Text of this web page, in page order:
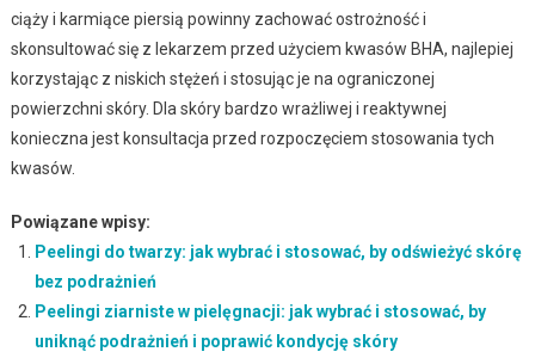
ciąży i karmiące piersią powinny zachować ostrożność i
skonsultować się z lekarzem przed użyciem kwasów BHA, najlepiej
korzystając z niskich stężeń i stosując je na ograniczonej
powierzchni skóry. Dla skóry bardzo wrażliwej i reaktywnej
konieczna jest konsultacja przed rozpoczęciem stosowania tych
kwasów.
Powiązane wpisy:
Peelingi do twarzy: jak wybrać i stosować, by odświeżyć skórę
bez podrażnień
Peelingi ziarniste w pielęgnacji: jak wybrać i stosować, by
uniknąć podrażnień i poprawić kondycję skóry